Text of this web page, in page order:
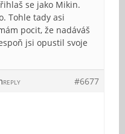
se jako Mikin.
Tohle tady asi
pocit, že nadáváš
jsi opustil svoje
#6677
REPLY